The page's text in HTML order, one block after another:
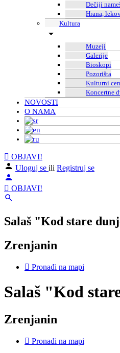
Dečiji
Hrana,
Kultura
Muzeji
Galerije
Bioskopi
Pozorišta
Kulturni
Koncertne
NOVOSTI
O NAMA
OBJAVI!
Uloguj se ili Registruj se
OBJAVI!
Salaš "Kod stare
Zrenjanin
Pronađi na mapi
Salaš "Kod
Zrenjanin
Pronađi na mapi